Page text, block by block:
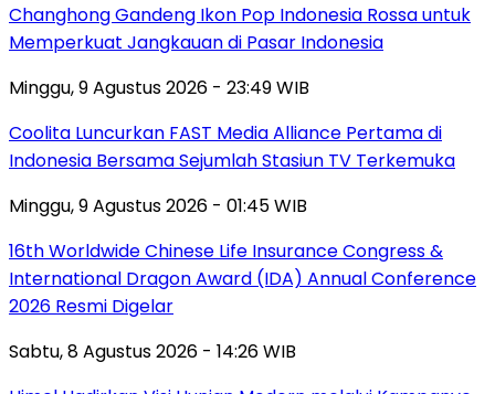
Changhong Gandeng Ikon Pop Indonesia Rossa untuk
Memperkuat Jangkauan di Pasar Indonesia
Minggu, 9 Agustus 2026 - 23:49 WIB
Coolita Luncurkan FAST Media Alliance Pertama di
Indonesia Bersama Sejumlah Stasiun TV Terkemuka
Minggu, 9 Agustus 2026 - 01:45 WIB
16th Worldwide Chinese Life Insurance Congress &
International Dragon Award (IDA) Annual Conference
2026 Resmi Digelar
Sabtu, 8 Agustus 2026 - 14:26 WIB